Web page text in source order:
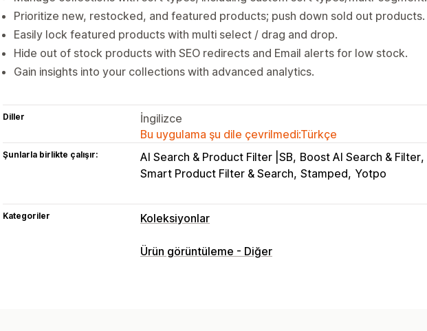
Prioritize new, restocked, and featured products; push down sold out products.
Easily lock featured products with multi select / drag and drop.
Hide out of stock products with SEO redirects and Email alerts for low stock.
Gain insights into your collections with advanced analytics.
Diller
İngilizce
Bu uygulama şu dile çevrilmedi:Türkçe
Şunlarla birlikte çalışır: AI Search & Product Filter |SB Boost AI Search & Filter
Smart Product Filter & Search Stamped Yotpo
Kategoriler Koleksiyonlar
Sıralama eylemleri
Ürün görüntüleme - Diğer